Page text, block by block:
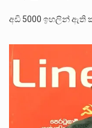
අඩි 5000 ඉහලින් ඇති